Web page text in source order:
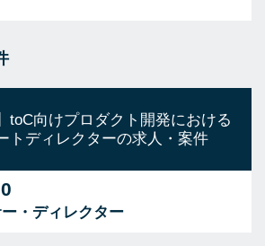
toC向けプロダクト開発における
トディレクターの求人・案件
・ディレクター